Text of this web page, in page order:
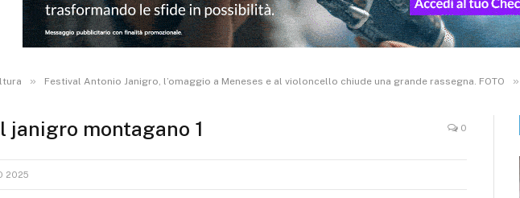
» Festival Antonio Janigro, l’omaggio a Meneses e al violoncello chiude una grande rassegna. FOTO »
montagano 1 0
2025